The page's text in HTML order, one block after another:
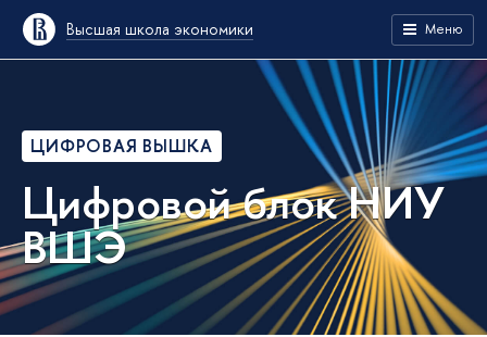
Высшая школа экономики Меню
ЦИФРОВАЯ ВЫШКА
Цифровой блок НИУ
ВШЭ